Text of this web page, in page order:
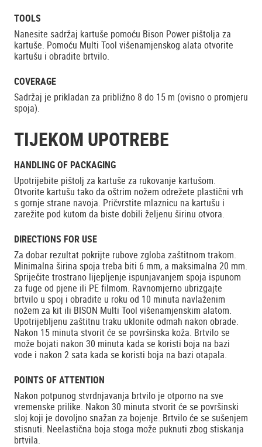
TOOLS
Nanesite sadržaj kartuše pomoću Bison Power pištolja za
kartuše. Pomoću Multi Tool višenamjenskog alata otvorite
kartušu i obradite brtvilo.
COVERAGE
Sadržaj je prikladan za približno 8 do 15 m (ovisno o promjeru
spoja).
TIJEKOM UPOTREBE
HANDLING OF PACKAGING
Upotrijebite pištolj za kartuše za rukovanje kartušom.
Otvorite kartušu tako da oštrim nožem odrežete plastični vrh
s gornje strane navoja. Pričvrstite mlaznicu na kartušu i
zarežite pod kutom da biste dobili željenu širinu otvora.
DIRECTIONS FOR USE
Za dobar rezultat pokrijte rubove zgloba zaštitnom trakom.
Minimalna širina spoja treba biti 6 mm, a maksimalna 20 mm.
Spriječite trostrano lijepljenje ispunjavanjem spoja ispunom
za fuge od pjene ili PE filmom. Ravnomjerno ubrizgajte
brtvilo u spoj i obradite u roku od 10 minuta navlaženim
nožem za kit ili BISON Multi Tool višenamjenskim alatom.
Upotrijebljenu zaštitnu traku uklonite odmah nakon obrade.
Nakon 15 minuta stvorit će se površinska koža. Brtvilo se
može bojati nakon 30 minuta kada se koristi boja na bazi
vode i nakon 2 sata kada se koristi boja na bazi otapala.
POINTS OF ATTENTION
Nakon potpunog stvrdnjavanja brtvilo je otporno na sve
vremenske prilike. Nakon 30 minuta stvorit će se površinski
sloj koji je dovoljno snažan za bojenje. Brtvilo će se sušenjem
stisnuti. Neelastična boja stoga može puknuti zbog stiskanja
brtvila.